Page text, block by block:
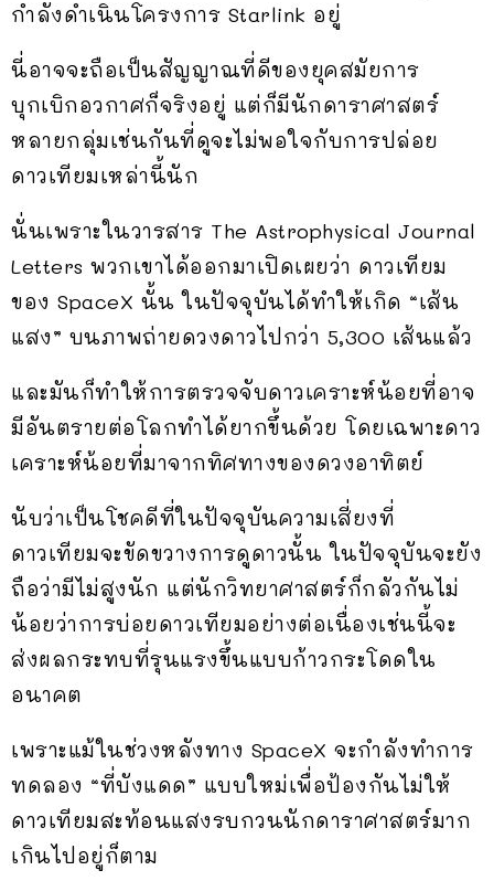
กำลังดำเนินโครงการ Starlink อยู่
นี่อาจจะถือเป็นสัญญาณที่ดีของยุคสมัยการ
บุกเบิกอวกาศก็จริงอยู่ แต่ก็มีนักดาราศาสตร์
หลายกลุ่มเช่นกันที่ดูจะไม่พอใจกับการปล่อย
ดาวเทียมเหล่านี้นัก
นั่นเพราะในวารสาร The Astrophysical Journal
Letters พวกเขาได้ออกมาเปิดเผยว่า ดาวเทียม
ของ SpaceX นั้น ในปัจจุบันได้ทำให้เกิด “เส้น
แสง” บนภาพถ่ายดวงดาวไปกว่า 5,300 เส้นแล้ว
และมันก็ทำให้การตรวจจับดาวเคราะห์น้อยที่อาจ
มีอันตรายต่อโลกทำได้ยากขึ้นด้วย โดยเฉพาะดาว
เคราะห์น้อยที่มาจากทิศทางของดวงอาทิตย์
นับว่าเป็นโชคดีที่ในปัจจุบันความเสี่ยงที่
ดาวเทียมจะขัดขวางการดูดาวนั้น ในปัจจุบันจะยัง
ถือว่ามีไม่สูงนัก แต่นักวิทยาศาสตร์ก็กลัวกันไม่
น้อยว่าการบ่อยดาวเทียมอย่างต่อเนื่องเช่นนี้จะ
ส่งผลกระทบที่รุนแรงขึ้นแบบก้าวกระโดดใน
อนาคต
เพราะแม้ในช่วงหลังทาง SpaceX จะกำลังทำการ
ทดลอง “ที่บังแดด” แบบใหม่เพื่อป้องกันไม่ให้
ดาวเทียมสะท้อนแสงรบกวนนักดาราศาสตร์มาก
เกินไปอยู่ก็ตาม